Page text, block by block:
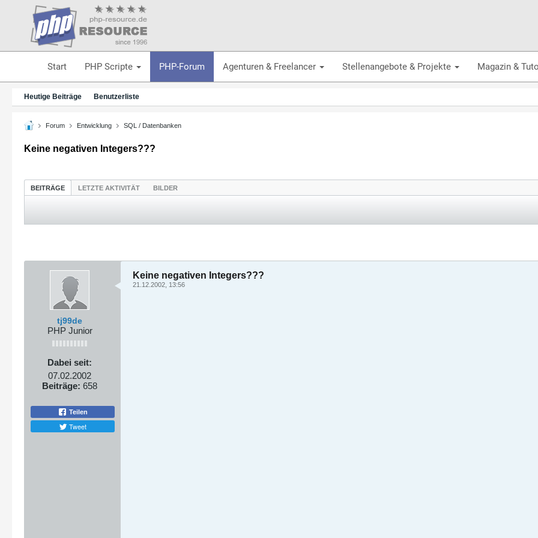
Start PHP Scripte PHP-Forum Agenturen & Freelancer Stellenangebote & Projekte Magazin &
Heutige Beiträge Benutzerliste
Forum Entwicklung SQL / Datenbanken
Keine negativen Integers???
BEITRÄGE LETZTE AKTIVITÄT BILDER
tj99de
PHP Junior
Dabei seit:
07.02.2002
Beiträge: 658
Teilen
Tweet
Keine negativen Integers???
21.12.2002, 13:56